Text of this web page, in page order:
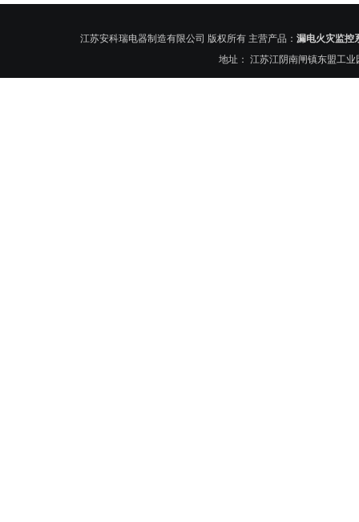
江苏安科瑞电器制造有限公司 版权所有 主营产品： 漏电火灾监控
地址： 江苏江阴南闸镇东盟工业